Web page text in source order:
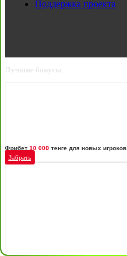
Поддержка проекта
Лучшие бонусы
Фрибет 10 000 тенге для новых игроков
Забрать